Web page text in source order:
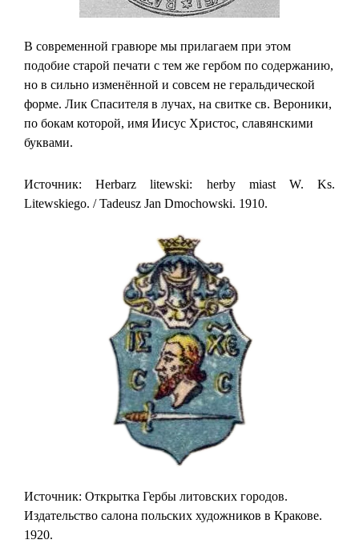
В современной гравюре мы прилагаем при этом
подобие старой печати с тем же гербом по содержанию,
но в сильно изменённой и совсем не геральдической
форме. Лик Спасителя в лучах, на свитке св. Вероники,
по бокам которой, имя Иисус Христос, славянскими
буквами.
Источник: Herbarz litewski: herby miast W. Ks.
Litewskiego. / Tadeusz Jan Dmochowski. 1910.
Источник: Открытка Гербы литовских городов.
Издательство салона польских художников в Кракове.
1920.